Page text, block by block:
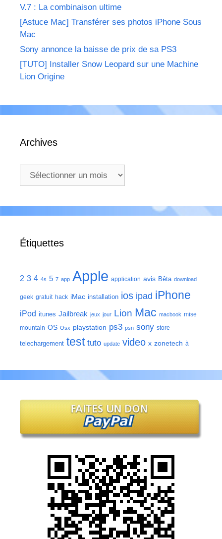
V.7 : La combinaison ultime
[Astuce Mac] Transférer ses photos iPhone Sous
Mac
Sony annonce la baisse de prix de sa PS3
[TUTO] Installer Snow Leopard sur une Machine
Lion Origine
Archives
Archives
Étiquettes
2 3 4 4s 5 7 app Apple application avis Bêta download
geek gratuit hack iMac installation ios ipad iPhone
iPod itunes Jailbreak jeux jour Lion Mac macbook mise
mountain OS Osx playstation ps3 psn sony store
telechargement test tuto update video x zonetech à